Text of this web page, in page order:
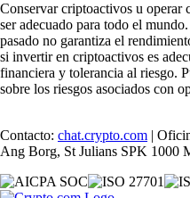
Conservar criptoactivos u operar
ser adecuado para todo el
pasado no garantiza el
si invertir en criptoactivos es
financiera y tolerancia al riesgo.
sobre los riesgos asociados con
Contacto: chat.crypto.com |
Ang Borg, St Julians SPK 1000